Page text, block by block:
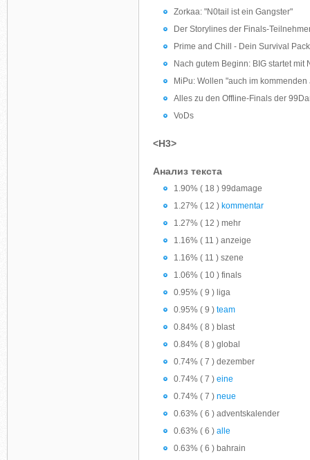
Zorkaa: "N0tail ist ein Gangster"
Der Storylines der Finals-
Prime and Chill - Dein Survival
Nach gutem Beginn: BIG startet mit
MiPu: Wollen "auch im
Alles zu den Offline-Finals der
VoDs
<H3>
Анализ текста
1.90% ( 18 ) 99damage
1.27% ( 12 ) kommentar
1.27% ( 12 ) mehr
1.16% ( 11 ) anzeige
1.16% ( 11 ) szene
1.06% ( 10 ) finals
0.95% ( 9 ) liga
0.95% ( 9 ) team
0.84% ( 8 ) blast
0.84% ( 8 ) global
0.74% ( 7 ) dezember
0.74% ( 7 ) eine
0.74% ( 7 ) neue
0.63% ( 6 ) adventskalender
0.63% ( 6 ) alle
0.63% ( 6 ) bahrain